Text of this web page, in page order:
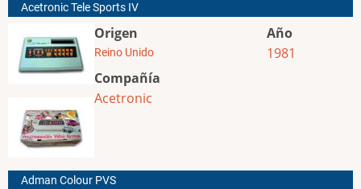
Acetronic Tele Sports IV
Origen
Reino Unido
Compañía
Acetronic
Año
1981
Adman Colour PVS